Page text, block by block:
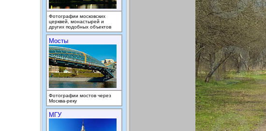
Фотографии московских
церквей, монастырей и
других подобных объектов
Мосты
Фотографии мостов через
Москва-реку
МГУ